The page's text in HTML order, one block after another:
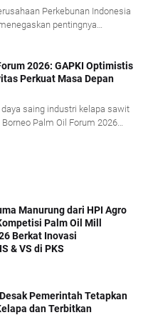
Perkebunan Indonesia
pentingnya
dalam pengawasan
2026: GAPKI Optimistis
Perkuat Masa Depan
saing industri kelapa sawit
Palm Oil Forum 2026
Innovation, and
8).
Manurung dari HPI Agro
Palm Oil Mill
Berkat Inovasi
& VS di PKS
Desak Pemerintah Tetapkan
dan Terbitkan